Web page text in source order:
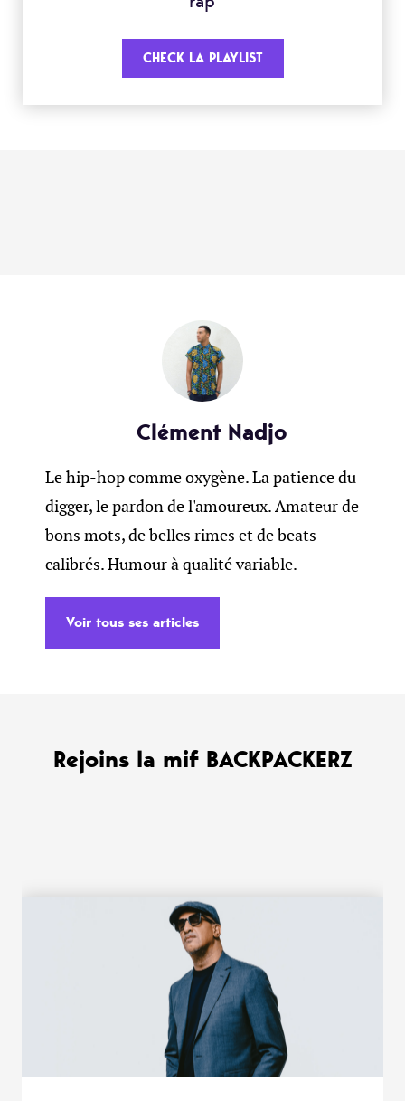
CHECK LA PLAYLIST
Clément Nadjo
Le hip-hop comme oxygène. La patience du
digger, le pardon de l'amoureux. Amateur de
bons mots, de belles rimes et de beats
calibrés. Humour à qualité variable.
Voir tous ses articles
Rejoins la mif BACKPACKERZ
WANT MORE ?